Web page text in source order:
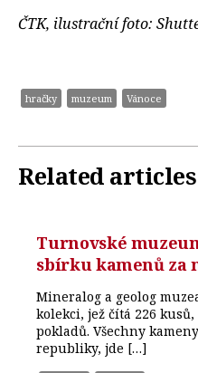
ČTK, ilustrační foto:
hračky muzeum Vánoce
Related articles
Turnovské
sbírku kamenů za
Mineralog a geolog
kolekci, jež čítá 226
pokladů. Všechny
republiky, jde […]